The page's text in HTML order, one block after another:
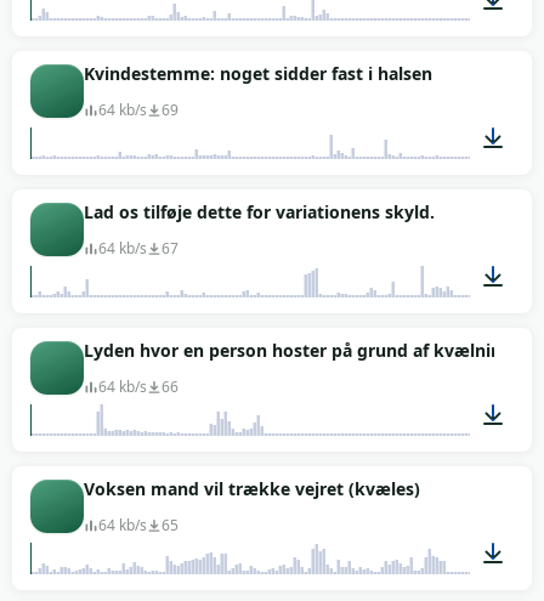
Kvindestemme: noget sidder fast i halsen
64 kb/s 69
Lad os tilføje dette for variationens skyld.
64 kb/s 67
00:07
Lyden hvor en person hoster på grund af kvælning
64 kb/s 66
Voksen mand vil trække vejret (kvæles)
64 kb/s 65